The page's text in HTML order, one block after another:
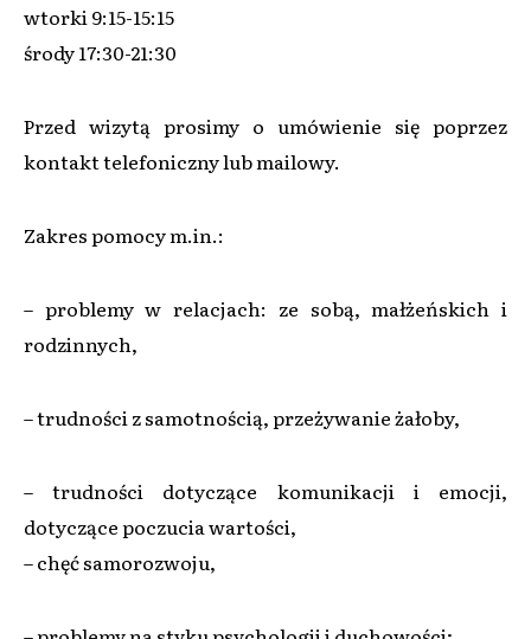
wtorki 9:15-15:15
środy 17:30-21:30
Przed wizytą prosimy o umówienie się poprzez
kontakt telefoniczny lub mailowy.
Zakres pomocy m.in.:
– problemy w relacjach: ze sobą, małżeńskich i
rodzinnych,
– trudności z samotnością, przeżywanie żałoby,
– trudności dotyczące komunikacji i emocji,
dotyczące poczucia wartości,
– chęć samorozwoju,